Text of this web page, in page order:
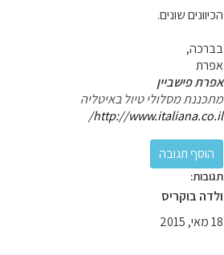
הכיוונים שונים.
בברכה,
אפרת
אפרת פישביין
מתכננת מסלולי טיול באיטליה
http://www.italiana.co.il/
תגובות:
ולדה בוקריס
18 מאי, 2015